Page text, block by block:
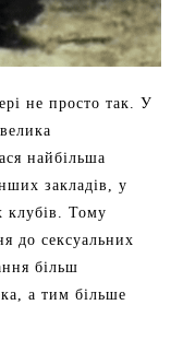
не просто так. У
найбільша
закладів, у
клубів. Тому
до сексуальних
більш
а тим більше